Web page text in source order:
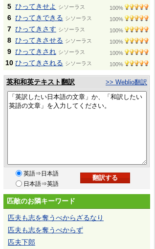
5 ひってきせよ シソーラス 100%
6 ひってきできる シソーラス 100%
7 ひってきさす シソーラス 100%
8 ひってきさせる シソーラス 100%
9 ひってきされ シソーラス 100%
10 ひってきされる シソーラス 100%
英和和英テキスト翻訳 >> Weblio翻訳
英語⇒日本語
日本語⇒英語
匹敵のお隣キーワード
匹夫も志を奪うべからざるなり
匹夫も志を奪うべからず
匹夫下郎